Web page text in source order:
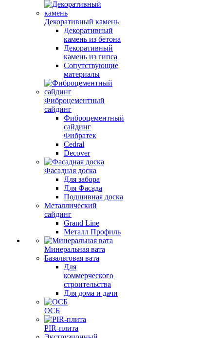
Декоративный камень
Декоративный
камень из бетона
Декоративный
камень из гипса
Сопутствующие
материалы
Фиброцементный
сайдинг
Фиброцементный
сайдинг
Фибратек
Cedral
Decover
Фасадная доска
Для забора
Для Фасада
Подшивная доска
Металлический
сайдинг
Grand Line
Металл Профиль
Минеральная вата
Базальтовая вата
Для
коммерческого
строительства
Для дома и дачи
ОСБ
PIR-плита